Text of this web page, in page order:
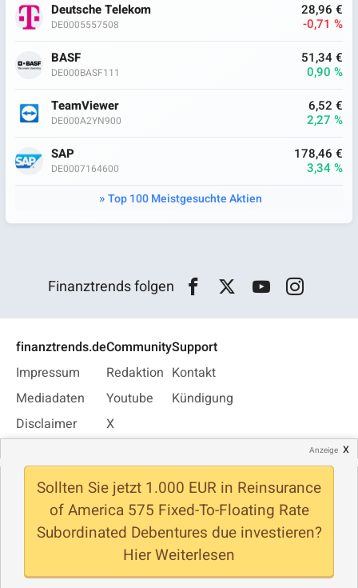
Deutsche Telekom
DE0005557508
28,96 €
-0,71 %
BASF
DE000BASF111
51,34 €
0,90 %
TeamViewer
DE000A2YN900
6,52 €
2,27 %
SAP
DE0007164600
178,46 €
3,34 %
Top 100 Meistgesuchte Aktien
Anzeige x
Sollten Sie jetzt 1.000 EUR in Reinsurance
of America 575 Fixed-To-Floating Rate
Subordinated Debentures due investieren?
Hier Weiterlesen
Finanztrends folgen
finanztrends.de
Impressum
Mediadaten
Disclaimer
Privatsphäre
Newsletter
Community
Redaktion
Youtube
X
WhatsApp
Support
Kontakt
Kündigung